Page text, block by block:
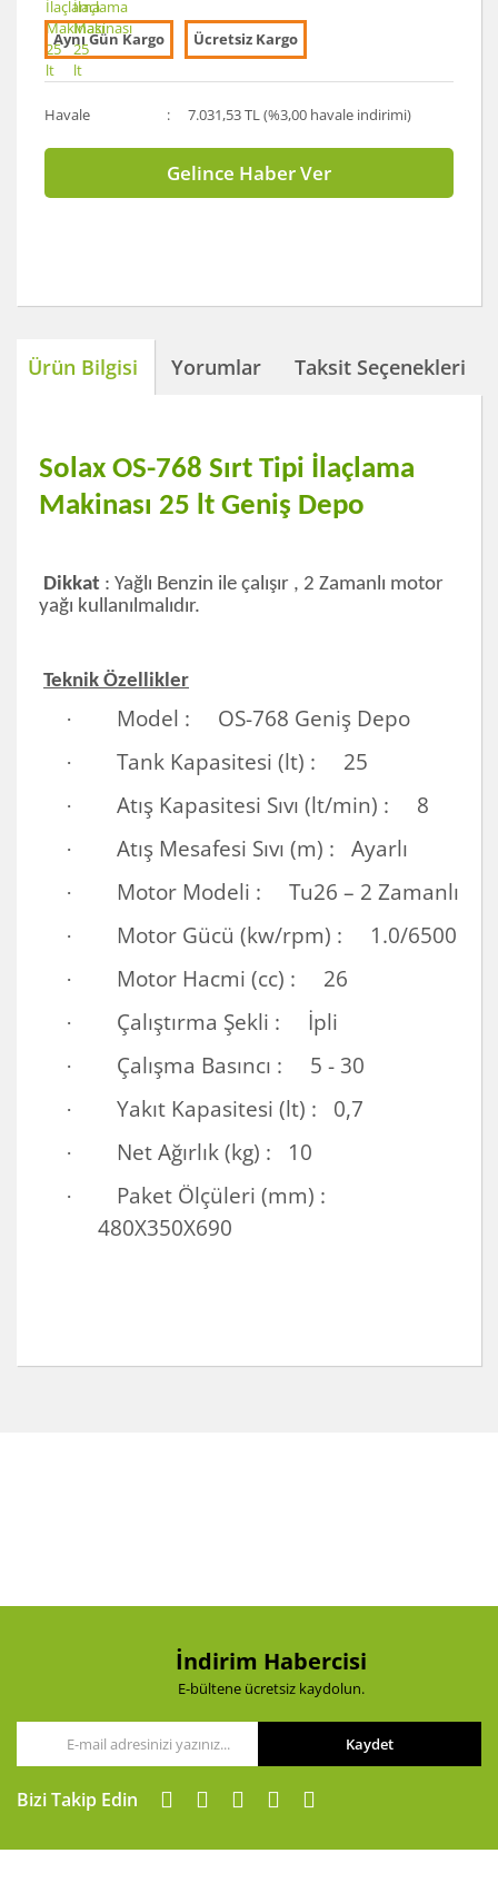
Aynı Gün Kargo Ücretsiz Kargo
Havale 7.031,53 TL (%3,00 havale indirimi)
Gelince Haber Ver
Ürün Bilgisi Yorumlar Taksit Seçenekleri
Solax OS-768 Sırt Tipi İlaçlama
Makinası 25 lt Geniş Depo
Dikkat : Yağlı Benzin ile çalışır , 2 Zamanlı motor
yağı kullanılmalıdır.
Teknik Özellikler
· Model : OS-768 Geniş Depo
· Tank Kapasitesi (lt) : 25
· Atış Kapasitesi Sıvı (lt/min) : 8
· Atış Mesafesi Sıvı (m) : Ayarlı
· Motor Modeli : Tu26 – 2 Zamanlı
· Motor Gücü (kw/rpm) : 1.0/6500
· Motor Hacmi (cc) : 26
· Çalıştırma Şekli : İpli
· Çalışma Basıncı : 5 - 30
· Yakıt Kapasitesi (lt) : 0,7
· Net Ağırlık (kg) : 10
·
Paket Ölçüleri (mm) :
480X350X690
Ürün fiyatı diğer sitelerden daha pahalı.
Gönder
İndirim Habercisi
E-bültene ücretsiz kaydolun.
Kaydet
Bizi Takip Edin